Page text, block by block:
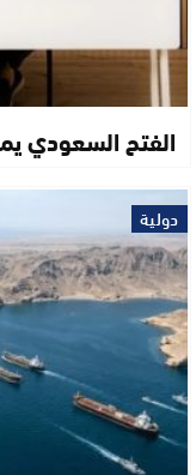
الفتح السعودي
دولية